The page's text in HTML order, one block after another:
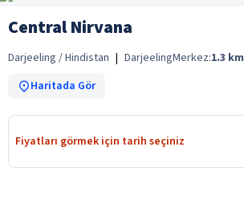
Central Nirvana
Darjeeling / Hindistan | DarjeelingMerkez:1.3 km
Haritada Gör
Fiyatları görmek için tarih seçiniz